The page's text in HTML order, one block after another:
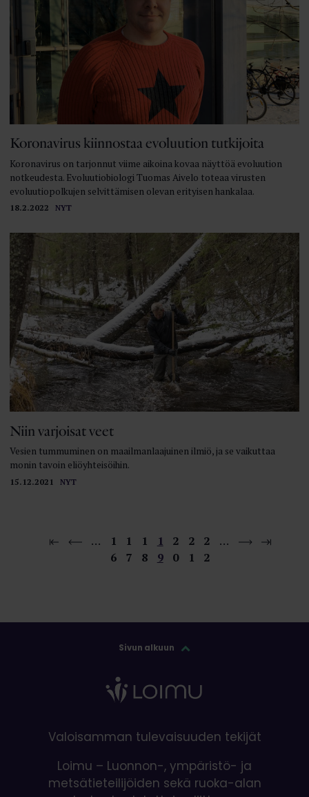
18.2.2022 NYT
Koronavirus kiinnostaa evoluution tutkijoita
Koronavirus on tarjonnut viime aikoina kovaa näyttöä evoluution
notkeudesta. Evoluutio­biologi Tuomas Aivelo toteaa virusten
evoluutiopolkujen selvittämisen olevan erityisen hankalaa.
15.12.2021 NYT
Niin varjoisat veet
Vesien tummuminen on maailmanlaajuinen ilmiö, ja se vaikuttaa
monin tavoin eliöyhteisöihin.
…
1
6
1
7
1
8
1
9
2
0
2
1
2
2
…
Sivun alkuun
Valoisamman tulevaisuuden tekijät
Loimu – Luonnon-, ympäristö- ja
metsätieteilijöiden sekä ruoka-alan